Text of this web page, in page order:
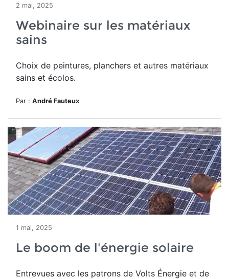
2 mai, 2025
Webinaire sur les matériaux
sains
Choix de peintures, planchers et autres matériaux
sains et écolos.
Par : André Fauteux
1 mai, 2025
Le boom de l'énergie solaire
Entrevues avec les patrons de Volts Énergie et de